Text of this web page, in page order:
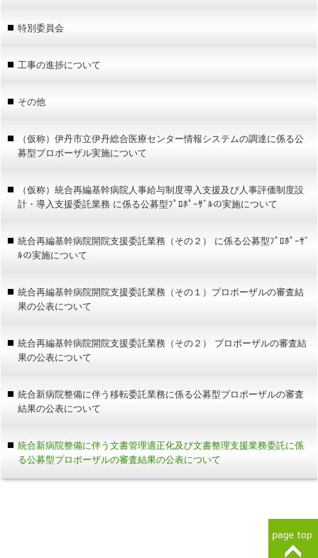
特別委員会
工事の進捗について
その他
（仮称）伊丹市立伊丹総合医療センター情報システムの調達に係る公
募型プロポーザル実施について
（仮称）統合再編基幹病院人事給与制度導入支援及び人事評価制度設
計・導入支援委託業務 に係る公募型ﾌﾟﾛﾎﾟｰｻﾞﾙの実施について
統合再編基幹病院開院支援委託業務（その２） に係る公募型ﾌﾟﾛﾎﾟｰｻﾞ
ﾙの実施について
統合再編基幹病院開院支援委託業務（その１）プロポーザルの審査結
果の公表について
統合再編基幹病院開院支援委託業務（その２） プロポーザルの審査結
果の公表について
統合新病院整備に伴う移転委託業務に係る公募型プロポーザルの審査
結果の公表について
統合新病院整備に伴う文書管理適正化及び文書整理支援業務委託に係
る公募型プロポーザルの審査結果の公表について